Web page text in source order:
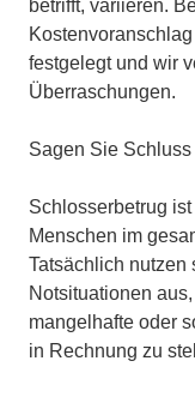
betrifft, variieren.
festgelegt und wir
Überraschungen.
Sagen Sie
Schlosserbetrug
Menschen im
Tatsächlich nutzen
Notsituationen
mangelhafte oder
in Rechnung zu